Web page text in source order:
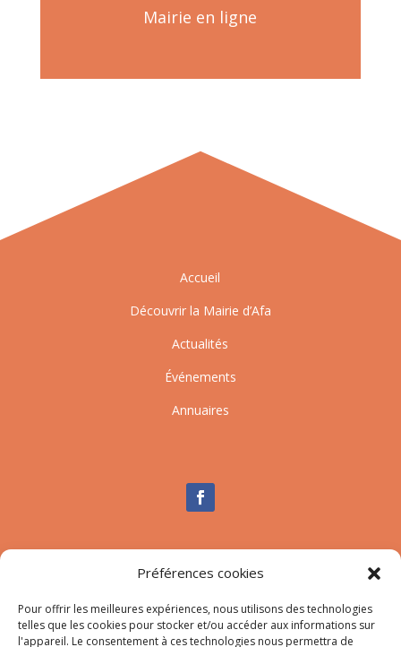
Préférences cookies
Pour offrir les meilleures expériences, nous utilisons des technologies
telles que les cookies pour stocker et/ou accéder aux informations sur
l'appareil. Le consentement à ces technologies nous permettra de
Mairie en ligne
Accueil
Découvrir la Mairie d’Afa
Actualités
Événements
Annuaires
Nous contacter
Mail:secretariat-mairie@afa.corsica